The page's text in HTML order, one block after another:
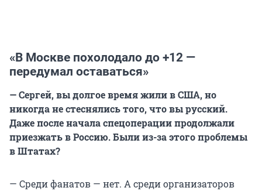
«В Москве похолодало до +12 —
передумал оставаться»
— Сергей, вы долгое время жили в США, но
никогда не стеснялись того, что вы русский.
Даже после начала спецоперации продолжали
приезжать в Россию. Были из-за этого проблемы
в Штатах?
— Среди фанатов — нет. А среди организаторов